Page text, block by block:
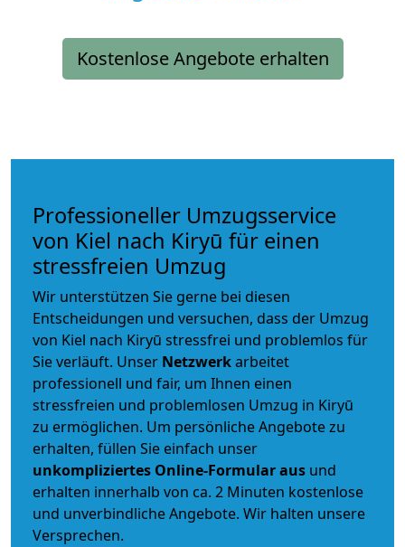
Kostenlose Angebote erhalten
Professioneller Umzugsservice
von Kiel nach Kiryū für einen
stressfreien Umzug
Wir unterstützen Sie gerne bei diesen
Entscheidungen und versuchen, dass der Umzug
von Kiel nach Kiryū stressfrei und problemlos für
Sie verläuft. Unser Netzwerkarbeitet
professionell und fair, um Ihnen einen
stressfreien und problemlosen Umzug in Kiryū
zu ermöglichen. Um persönliche Angebote zu
erhalten, füllen Sie einfach unser
unkompliziertes Online-Formular aus und
erhalten innerhalb von ca. 2 Minuten kostenlose
und unverbindliche Angebote. Wir halten unsere
Versprechen.